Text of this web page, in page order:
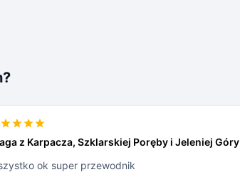
z Karpacza, Szklarskiej Poręby i Jeleniej Góry
ok super przewodnik